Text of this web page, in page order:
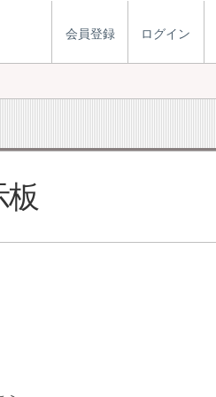
会員登録 ログイン